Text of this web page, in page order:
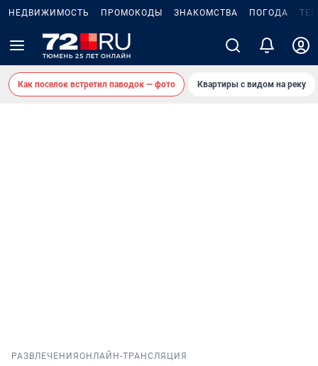
НЕДВИЖИМОСТЬ ПРОМОКОДЫ ЗНАКОМСТВА ПОГОДА
Как поселок встретил паводок — фото Квартиры с видом на реку
РАЗВЛЕЧЕНИЯ ОНЛАЙН-ТРАНСЛЯЦИЯ